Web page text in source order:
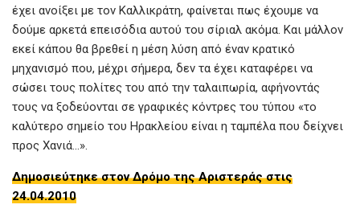
έχει ανοίξει με τον Καλλικράτη, φαίνεται πως έχουμε να
δούμε αρκετά επεισόδια αυτού του σίριαλ ακόμα. Και μάλλον
εκεί κάπου θα βρεθεί η μέση λύση από έναν κρατικό
μηχανισμό που, μέχρι σήμερα, δεν τα έχει καταφέρει να
σώσει τους πολίτες του από την ταλαιπωρία, αφήνοντάς
τους να ξοδεύονται σε γραφικές κόντρες του τύπου «το
καλύτερο σημείο του Ηρακλείου είναι η ταμπέλα που δείχνει
προς Χανιά…».
Δημοσιεύτηκε στον Δρόμο της Αριστεράς στις
24.04.2010